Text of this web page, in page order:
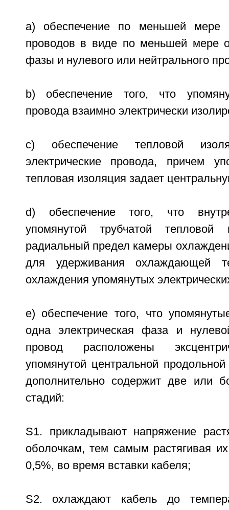
a) обеспечение по меньшей мере
проводов в виде по меньшей мере
фазы и нулевого или нейтрального
b) обеспечение того, что
провода взаимно электрически
c) обеспечение тепловой
электрические провода, причем
тепловая изоляция задает
d) обеспечение того, что
упомянутой трубчатой тепловой
радиальный предел камеры
для удерживания охлаждающей
охлаждения упомянутых
e) обеспечение того, что
одна электрическая фаза и
провод расположены
упомянутой центральной
дополнительно содержит две или
стадий:
S1. прикладывают напряжение
оболочкам, тем самым растягивая
0,5%, во время вставки кабеля;
S2. охлаждают кабель до